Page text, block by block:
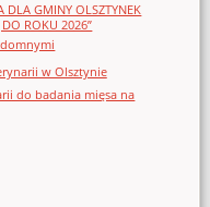
DLA GMINY OLSZTYNEK
ROKU 2026”
w Olsztynie
do badania mięsa na